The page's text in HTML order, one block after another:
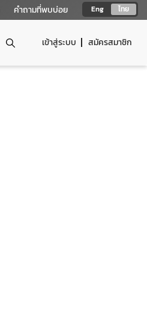
Eng ไทย
คำถามที่พบบ่อย
เข้าสู่ระบบ สมัครสมาชิก